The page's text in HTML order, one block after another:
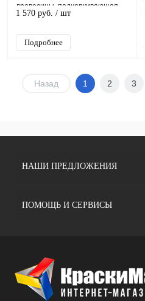
древесины, подчеркивающая
ее натуральный оттенок
1 570 руб. / шт
Подробнее
Назад 1 2 3
НАШИ ПРЕДЛОЖЕНИЯ
ПОМОЩЬ И СЕРВИСЫ